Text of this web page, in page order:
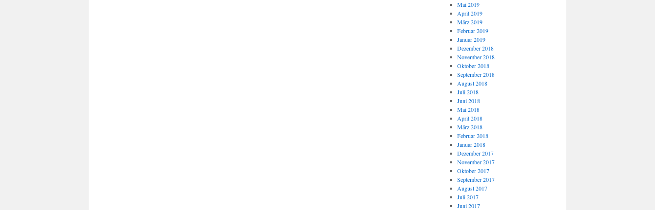
Mai 2019
April 2019
März 2019
Februar 2019
Januar 2019
Dezember 2018
November 2018
Oktober 2018
September 2018
August 2018
Juli 2018
Juni 2018
Mai 2018
April 2018
März 2018
Februar 2018
Januar 2018
Dezember 2017
November 2017
Oktober 2017
September 2017
August 2017
Juli 2017
Juni 2017